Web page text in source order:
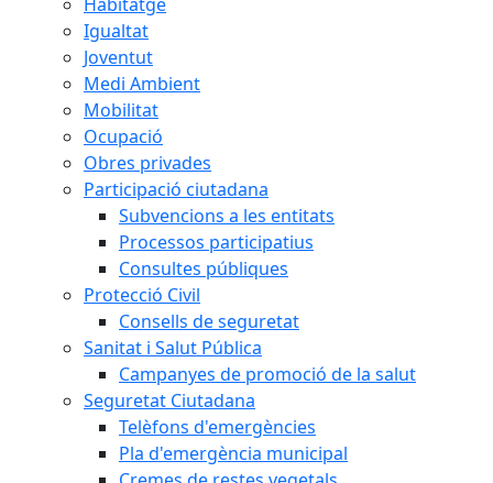
Igualtat
Joventut
Medi Ambient
Mobilitat
Ocupació
Obres privades
Participació ciutadana
Subvencions a les entitats
Processos participatius
Consultes públiques
Protecció Civil
Consells de seguretat
Sanitat i Salut Pública
Campanyes de promoció de la salut
Seguretat Ciutadana
Telèfons d'emergències
Pla d'emergència municipal